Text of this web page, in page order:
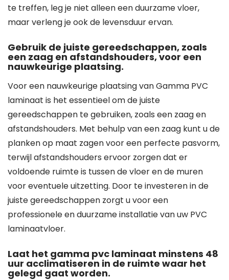
te treffen, leg je niet alleen een duurzame vloer,
maar verleng je ook de levensduur ervan.
Gebruik de juiste gereedschappen, zoals
een zaag en afstandshouders, voor een
nauwkeurige plaatsing.
Voor een nauwkeurige plaatsing van Gamma PVC
laminaat is het essentieel om de juiste
gereedschappen te gebruiken, zoals een zaag en
afstandshouders. Met behulp van een zaag kunt u de
planken op maat zagen voor een perfecte pasvorm,
terwijl afstandshouders ervoor zorgen dat er
voldoende ruimte is tussen de vloer en de muren
voor eventuele uitzetting. Door te investeren in de
juiste gereedschappen zorgt u voor een
professionele en duurzame installatie van uw PVC
laminaatvloer.
Laat het gamma pvc laminaat minstens 48
uur acclimatiseren in de ruimte waar het
gelegd gaat worden.